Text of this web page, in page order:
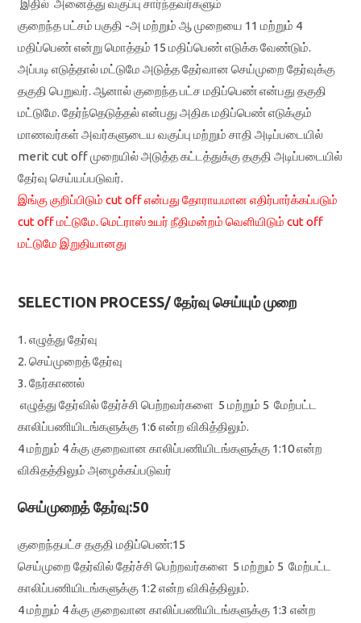
இதில் அனைத்து வகுப்பு சார்ந்தவர்களும்
குறைந்த பட்சம் பகுதி -அ மற்றும் ஆ முறையை 11 மற்றும் 4
மதிப்பெண் என்று மொத்தம் 15 மதிப்பெண் எடுக்க வேண்டும்.
அப்படி எடுத்தால் மட்டுமே அடுத்த தேர்வான செய்முறை தேர்வுக்கு
தகுதி பெறுவர். ஆனால் குறைந்த பட்ச மதிப்பெண் என்பது தகுதி
மட்டுமே. தேர்ந்தெடுத்தல் என்பது அதிக மதிப்பெண் எடுக்கும்
மாணவர்கள் அவர்களுடைய வகுப்பு மற்றும் சாதி அடிப்படையில்
merit cut off முறையில் அடுத்த கட்டத்துக்கு தகுதி அடிப்படையில்
தேர்வு செய்யப்படுவர்.
இங்கு குறிப்பிடும் cut off என்பது தோராயமான எதிர்பார்க்கப்படும்
cut off மட்டுமே. மெட்ராஸ் உயர் நீதிமன்றம் வெளியிடும் cut off
மட்டுமே இறுதியானது
SELECTION PROCESS/ தேர்வு செய்யும் முறை
1. எழுத்து தேர்வு
2. செய்முறைத் தேர்வு
3. நேர்காணல்
எழுத்து தேர்வில் தேர்ச்சி பெற்றவர்களை 5 மற்றும் 5 மேற்பட்ட
காலிப்பணியிடங்களுக்கு 1:6 என்ற விகித்திலும்.
4 மற்றும் 4 க்கு குறைவான காலிப்பணியிடங்களுக்கு 1:10 என்ற
விகிதத்திலும் அழைக்கப்படுவர்
செய்முறைத் தேர்வு:50
குறைந்தபட்ச தகுதி மதிப்பெண்:15
செய்முறை தேர்வில் தேர்ச்சி பெற்றவர்களை 5 மற்றும் 5 மேற்பட்ட
காலிப்பணியிடங்களுக்கு 1:2 என்ற விகித்திலும்.
4 மற்றும் 4 க்கு குறைவான காலிப்பணியிடங்களுக்கு 1:3 என்ற